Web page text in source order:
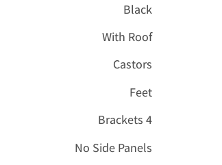
Black
With Roof
Castors
Feet
4 Brackets
No Side Panels